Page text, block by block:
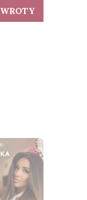
0. Zobacz